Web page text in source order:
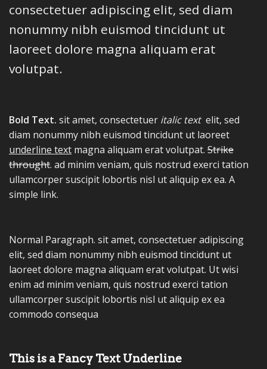
consectetuer adipiscing elit, sed diam
nonummy nibh euismod tincidunt ut
laoreet dolore magna aliquam erat
volutpat.
Bold Text. sit amet, consectetuer italic text elit, sed
diam nonummy nibh euismod tincidunt ut laoreet
underline text magna aliquam erat volutpat. Strike
throught. ad minim veniam, quis nostrud exerci tation
ullamcorper suscipit lobortis nisl ut aliquip ex ea. A
simple link.
Normal Paragraph. sit amet, consectetuer adipiscing
elit, sed diam nonummy nibh euismod tincidunt ut
laoreet dolore magna aliquam erat volutpat. Ut wisi
enim ad minim veniam, quis nostrud exerci tation
ullamcorper suscipit lobortis nisl ut aliquip ex ea
commodo consequa
This is a Fancy Text Underline